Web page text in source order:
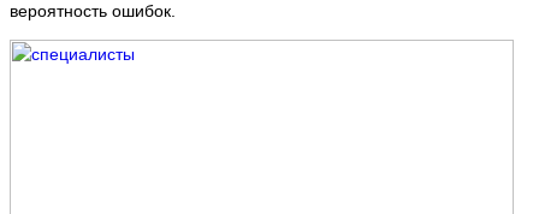
вероятность ошибок.